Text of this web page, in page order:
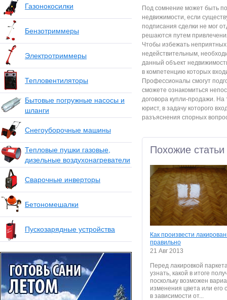
Газонокосилки
Бензотриммеры
Электротриммеры
Тепловентиляторы
Бытовые погружные насосы и
шланги
Снегоуборочные машины
Тепловые пушки газовые,
дизельные воздухонагреватели
Сварочные инверторы
Бетономешалки
Пускозарядные устройства
Под сомнение может быть
недвижимости, если
подписания сделки не мог
решаются путем
Чтобы избежать
недействительным,
данный объект
в компетенцию которых
Профессионалы смогут
сможете ознакомиться
договора купли-продажи. На
юрист, в задачу которого
разъяснения спорных
Похожие статьи
Как произвести
правильно
21 Авг 2013
Перед лакировкой
узнать, какой в итоге
поскольку возможен
изменения цвета или его
в зависимости от...